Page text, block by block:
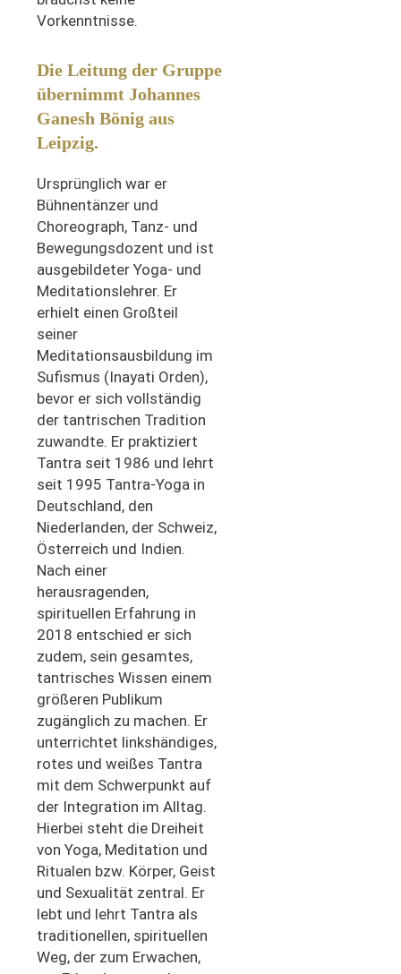
Vorkenntnisse.
Die Leitung der Gruppe
übernimmt Johannes
Ganesh Bönig aus
Leipzig.
Ursprünglich war er
Bühnentänzer und
Choreograph, Tanz- und
Bewegungsdozent und ist
ausgebildeter Yoga- und
Meditationslehrer. Er
erhielt einen Großteil
seiner
Meditationsausbildung im
Sufismus (Inayati Orden),
bevor er sich vollständig
der tantrischen Tradition
zuwandte. Er praktiziert
Tantra seit 1986 und lehrt
seit 1995 Tantra-Yoga in
Deutschland, den
Niederlanden, der Schweiz,
Österreich und Indien.
Nach einer
herausragenden,
spirituellen Erfahrung in
2018 entschied er sich
zudem, sein gesamtes,
tantrisches Wissen einem
größeren Publikum
zugänglich zu machen. Er
unterrichtet linkshändiges,
rotes und weißes Tantra
mit dem Schwerpunkt auf
der Integration im Alltag.
Hierbei steht die Dreiheit
von Yoga, Meditation und
Ritualen bzw. Körper, Geist
und Sexualität zentral. Er
lebt und lehrt Tantra als
traditionellen, spirituellen
Weg, der zum Erwachen,